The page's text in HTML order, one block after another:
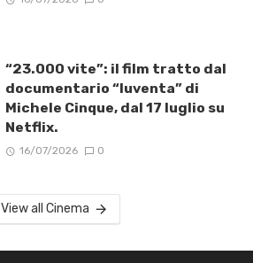
“23.000 vite”: il film tratto dal
documentario “Iuventa” di
Michele Cinque, dal 17 luglio su
Netflix.
16/07/2026 0
View all Cinema